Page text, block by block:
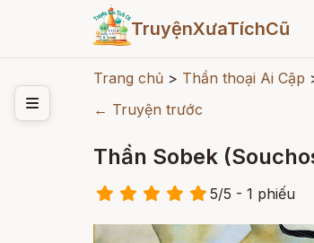
TruyệnXưaTíchCũ
Trang chủ > Thần thoại Ai Cập
← Truyện trước
Thần Sobek
5/5 - 1 phiếu